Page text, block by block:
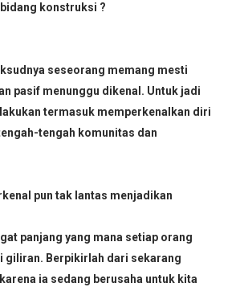
konstruksi ?
seseorang memang mesti
pasif menunggu dikenal. Untuk jadi
termasuk memperkenalkan diri
tengah komunitas dan
pun tak lantas menjadikan
panjang yang mana setiap orang
giliran. Berpikirlah dari sekarang
ia sedang berusaha untuk kita